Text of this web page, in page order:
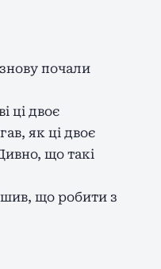
почали
ці двоє
як ці двоє
що такі
що робити з